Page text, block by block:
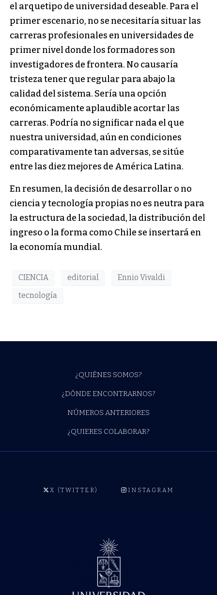
el arquetipo de universidad deseable. Para el
primer escenario, no se necesitaría situar las
carreras profesionales en universidades de
primer nivel donde los formadores son
investigadores de frontera. No causaría
tristeza tener que regular para abajo la
calidad del sistema. Sería una opción
económicamente aplaudible acortar las
carreras. Podría no significar nada el que
nuestra universidad, aún en condiciones
comparativamente tan adversas, se sitúe
entre las diez mejores de América Latina.
En resumen, la decisión de desarrollar o no
ciencia y tecnología propias no es neutra para
la estructura de la sociedad, la distribución del
ingreso o la forma como Chile se insertará en
la economía mundial.
CIENCIA editorial
Ennio Vivaldi
tecnología
¿QUIÉNES SOMOS?
¿DÓNDE ENCONTRARNOS?
NÚMEROS ANTERIORES
¿QUIERES COLABORAR?
X (TWITTER) INSTAGRAM